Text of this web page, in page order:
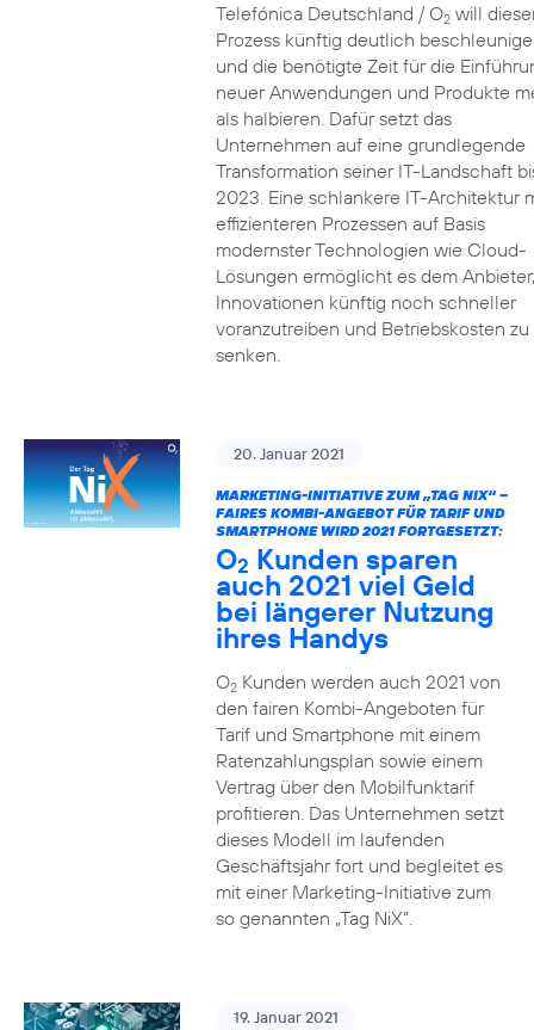
Telefónica Deutschland / O2will
Prozess künftig deutlich
und die benötigte Zeit für die
neuer Anwendungen und Produkte
als halbieren. Dafür setzt das
Unternehmen auf eine grundlegende
Transformation seiner IT-Landschaft
2023. Eine schlankere IT-Architektur
effizienteren Prozessen auf Basis
modernster Technologien wie Cloud-
Lösungen ermöglicht es dem Anbieter,
Innovationen künftig noch schneller
voranzutreiben und Betriebskosten zu
senken.
20. Januar 2021
MARKETING-INITIATIVE ZUM „TAG NIX“ –
FAIRES KOMBI-ANGEBOT FÜR TARIF UND
SMARTPHONE WIRD 2021 FORTGESETZT:
O2 Kunden sparen
auch 2021 viel Geld
bei längerer Nutzung
ihres Handys
O2Kunden werden auch 2021 von
den fairen Kombi-Angeboten für
Tarif und Smartphone mit einem
Ratenzahlungsplan sowie einem
Vertrag über den Mobilfunktarif
profitieren. Das Unternehmen setzt
dieses Modell im laufenden
Geschäftsjahr fort und begleitet es
mit einer Marketing-Initiative zum
so genannten „Tag NiX“.
19. Januar 2021